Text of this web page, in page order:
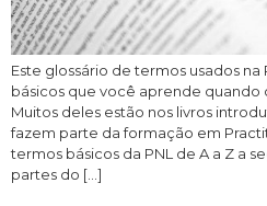
Este glossário de termos usados
básicos que você aprende quando
Muitos deles estão nos livros
fazem parte da formação em
termos básicos da PNL de A a Z a
partes do […]